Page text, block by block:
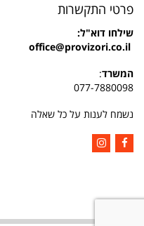
פרטי התקשרות
שילחו דוא"ל:
office@provizori.co.il
המשרד:
077-7880098
נשמח לענות על כל שאלה